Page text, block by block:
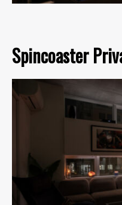
Spincoaster